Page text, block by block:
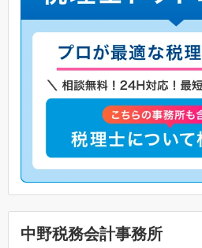
中野税務会計事務所